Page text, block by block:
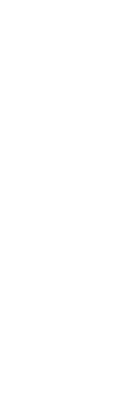
Om ni inte har
meddelande där
hantera de ni har.
använder